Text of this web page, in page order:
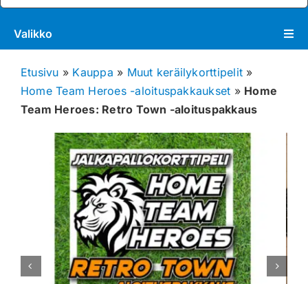
Valikko
Pokémon
Tarvikkeet
Blind Boksit
Ennakot
Greidatut kortit
Irtokortit
Etusivu » Kauppa » Muut keräilykorttipelit »
Home Team Heroes -aloituspakkaukset » Home
Team Heroes: Retro Town -aloituspakkaus